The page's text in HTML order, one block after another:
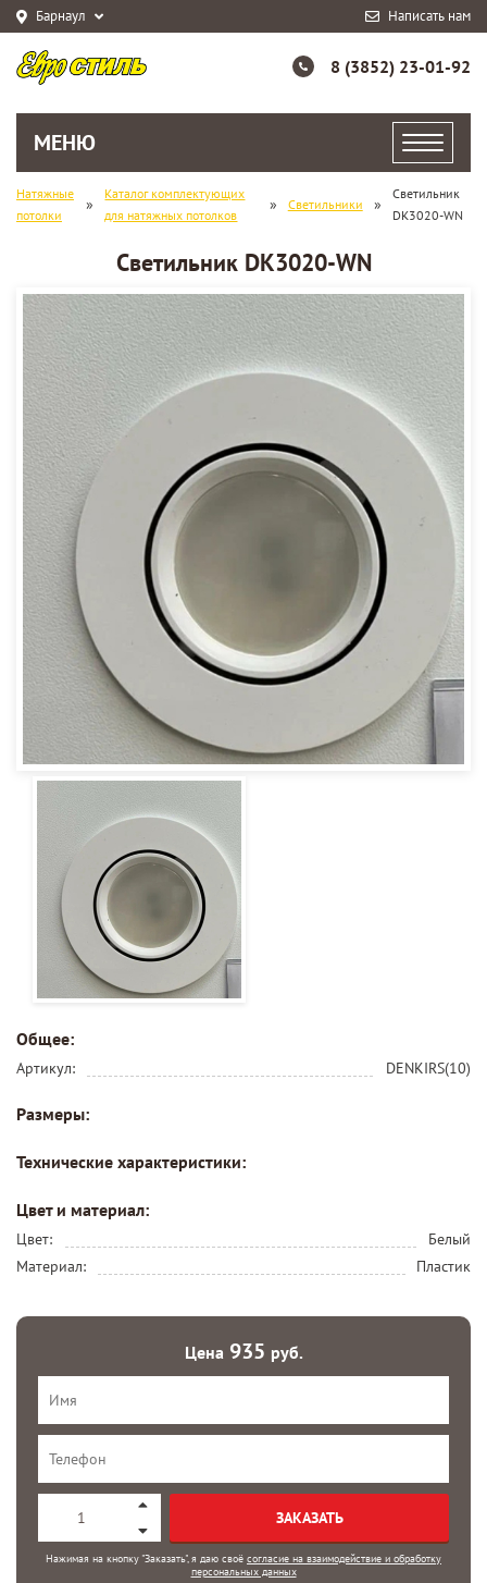
Барнаул Написать нам
8 (3852) 23-01-92
МЕНЮ
Натяжные
потолки
»
Каталог комплектующих
для натяжных потолков
» Светильники »
Светильник
DK3020-WN
Светильник DK3020-WN
Общее:
Артикул: DENKIRS(10)
Размеры:
Технические характеристики:
Цвет и материал:
Цвет:
Белый
Материал:
Пластик
Цена935 руб.
ЗАКАЗАТЬ
Нажимая на кнопку "Заказать", я даю своё согласие на взаимодействие и обработку
персональных данных